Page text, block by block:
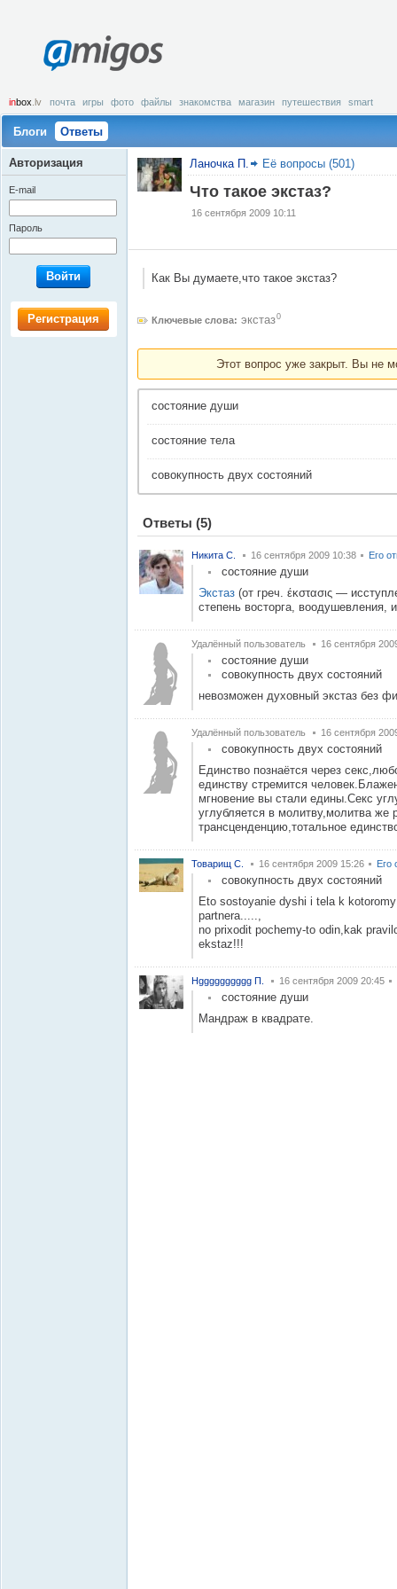
amigos
inbox .lv почта игры фото файлы знакомства магазин путешествия smart
Блоги Ответы
Ланочка П. Её вопросы (501)
Что такое экстаз?
16 сентября 2009 10:11
Как Вы думаете,что такое экстаз?
Ключевые слова: экстаз0
Этот вопрос уже закрыт. Вы не
состояние души
состояние тела
совокупность двух состояний
Ответы (5)
Никита С. 16 сентября 2009 10:38 Его
состояние души
Экстаз (от греч. έκστασις —
степень восторга, воодушевления,
Удалённый пользователь 16 сентября
состояние души
совокупность двух состояний
невозможен духовный экстаз без
Удалённый пользователь 16 сентября
совокупность двух состояний
Единство познаётся через
единству стремится
мгновение вы стали едины.Секс
углубляется в молитву,молитва же
трансценденцию,тотальное
Товарищ С. 16 сентября 2009 15:26 Его
совокупность двух состояний
Eto sostoyanie dyshi i tela k
partnera.....,
no prixodit pochemy-to odin,kak
ekstaz!!!
Нgggggggggg П. 16 сентября 2009 20:45
состояние души
Мандраж в квадрате.
Авторизация
E-mail
Пароль
Войти
Регистрация